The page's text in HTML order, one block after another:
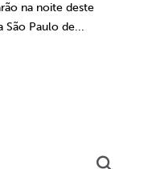
na noite deste
São Paulo de...